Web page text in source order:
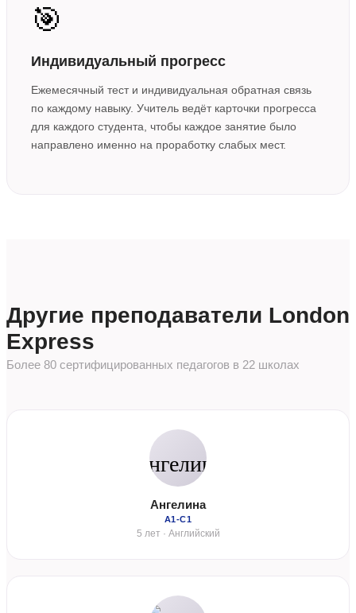
🎯
Индивидуальный прогресс
Ежемесячный тест и индивидуальная обратная связь
по каждому навыку. Учитель ведёт карточки прогресса
для каждого студента, чтобы каждое занятие было
направлено именно на проработку слабых мест.
Другие преподаватели London
Express
Более 80 сертифицированных педагогов в 22 школах
Ангелина
А1-С1
5 лет · Английский